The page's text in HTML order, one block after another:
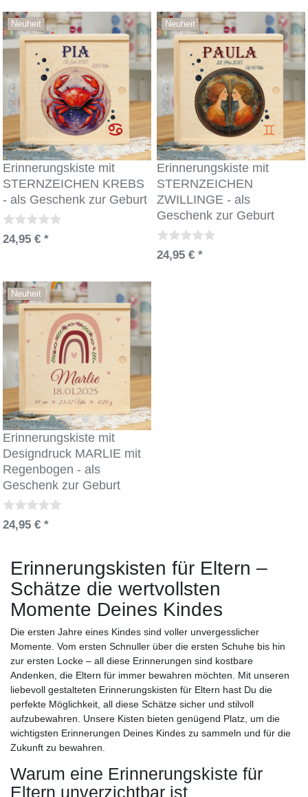
Neuheit
Erinnerungskiste mit
STERNZEICHEN KREBS
- als Geschenk zur Geburt
24,95 € *
Neuheit
Erinnerungskiste mit
STERNZEICHEN
ZWILLINGE - als
Geschenk zur Geburt
24,95 € *
Neuheit
Erinnerungskiste mit
Designdruck MARLIE mit
Regenbogen - als
Geschenk zur Geburt
24,95 € *
Erinnerungskisten für Eltern –
Schätze die wertvollsten
Momente Deines Kindes
Die ersten Jahre eines Kindes sind voller unvergesslicher
Momente. Vom ersten Schnuller über die ersten Schuhe bis hin
zur ersten Locke – all diese Erinnerungen sind kostbare
Andenken, die Eltern für immer bewahren möchten. Mit unseren
liebevoll gestalteten Erinnerungskisten für Eltern hast Du die
perfekte Möglichkeit, all diese Schätze sicher und stilvoll
aufzubewahren. Unsere Kisten bieten genügend Platz, um die
wichtigsten Erinnerungen Deines Kindes zu sammeln und für die
Zukunft zu bewahren.
Warum eine Erinnerungskiste für
Eltern unverzichtbar ist